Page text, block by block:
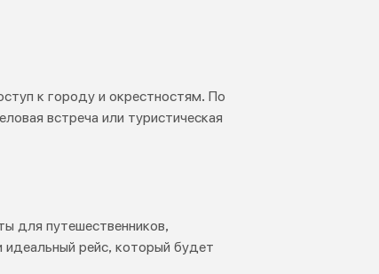
к городу и окрестностям. По
встреча или туристическая
для путешественников,
рейс, который будет